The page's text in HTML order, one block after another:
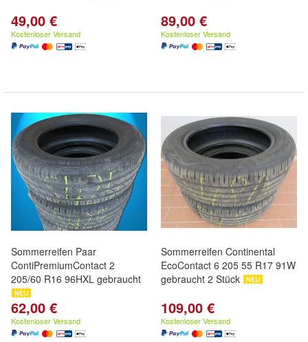
49,00 €
Kostenloser Versand
89,00 €
Kostenloser Versand
Sommerreifen Paar
ContiPremiumContact 2
205/60 R16 96HXL gebraucht
62,00 €
Kostenloser Versand
Sommerreifen Continental
EcoContact 6 205 55 R17 91W
gebraucht 2 Stück
109,00 €
Kostenloser Versand